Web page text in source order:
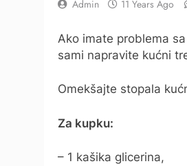
Admin 11 Years Ago
Ako imate problema
sami napravite kućni
Omekšajte stopala
Za kupku:
– 1 kašika glicerina,